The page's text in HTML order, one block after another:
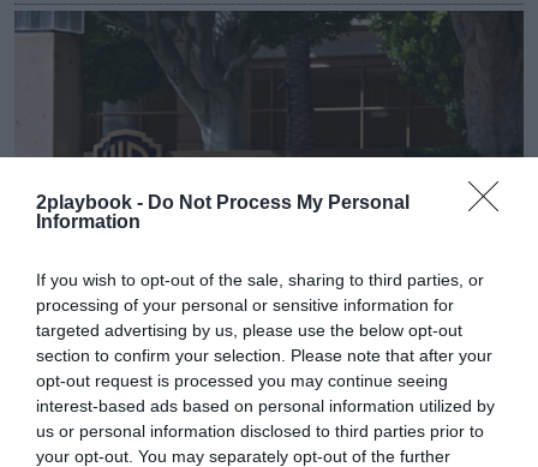
2playbook - Do Not Process My Personal
Information
If you wish to opt-out of the sale, sharing to third parties, or
processing of your personal or sensitive information for
targeted advertising by us, please use the below opt-out
section to confirm your selection. Please note that after your
opt-out request is processed you may continue seeing
interest-based ads based on personal information utilized by
us or personal information disclosed to third parties prior to
your opt-out. You may separately opt-out of the further
2Playbook
Los accionistas de Warner Bros. Discovery aprueban
la fusión con Paramount
Publicidad